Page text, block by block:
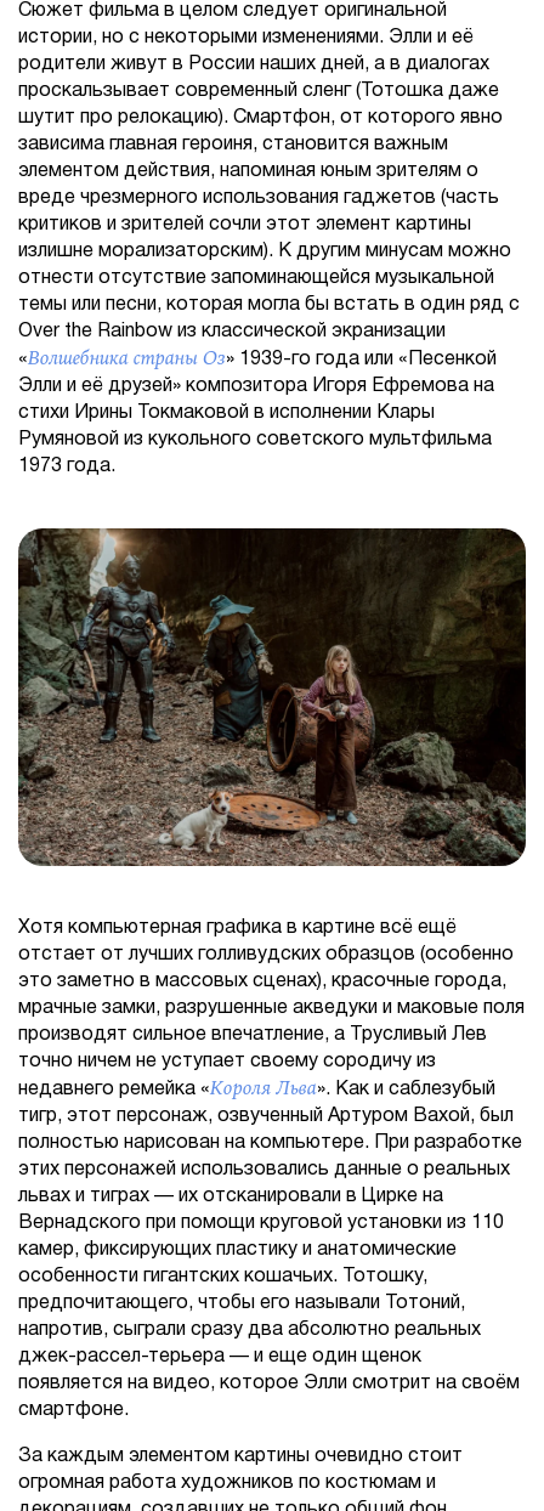
Сюжет фильма в целом следует оригинальной
истории, но с некоторыми изменениями. Элли и её
родители живут в России наших дней, а в диалогах
проскальзывает современный сленг (Тотошка даже
шутит про релокацию). Смартфон, от которого явно
зависима главная героиня, становится важным
элементом действия, напоминая юным зрителям о
вреде чрезмерного использования гаджетов (часть
критиков и зрителей сочли этот элемент картины
излишне морализаторским). К другим минусам можно
отнести отсутствие запоминающейся музыкальной
темы или песни, которая могла бы встать в один ряд с
Over the Rainbow из классической экранизации
«Волшебника страны Оз» 1939-го года или «Песенкой
Элли и её друзей» композитора Игоря Ефремова на
стихи Ирины Токмаковой в исполнении Клары
Румяновой из кукольного советского мультфильма
1973 года.
Хотя компьютерная графика в картине всё ещё
отстает от лучших голливудских образцов (особенно
это заметно в массовых сценах), красочные города,
мрачные замки, разрушенные акведуки и маковые поля
производят сильное впечатление, а Трусливый Лев
точно ничем не уступает своему сородичу из
недавнего ремейка «Короля Льва». Как и саблезубый
тигр, этот персонаж, озвученный Артуром Вахой, был
полностью нарисован на компьютере. При разработке
этих персонажей использовались данные о реальных
львах и тиграх — их отсканировали в Цирке на
Вернадского при помощи круговой установки из 110
камер, фиксирующих пластику и анатомические
особенности гигантских кошачьих. Тотошку,
предпочитающего, чтобы его называли Тотоний,
напротив, сыграли сразу два абсолютно реальных
джек-рассел-терьера — и еще один щенок
появляется на видео, которое Элли смотрит на своём
смартфоне.
За каждым элементом картины очевидно стоит
огромная работа художников по костюмам и